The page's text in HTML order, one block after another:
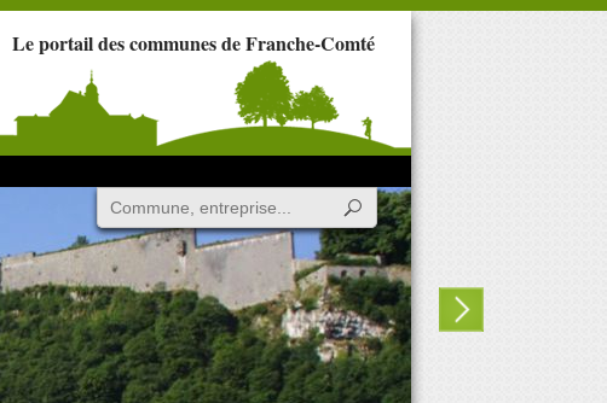
Le portail des communes de Franche-Comté